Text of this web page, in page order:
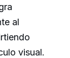
al
visual.